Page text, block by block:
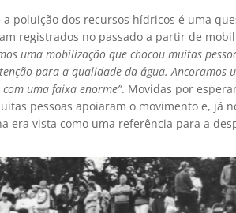
poluição dos recursos hídricos é uma
registrados no passado a partir de
uma mobilização que chocou muitas
para a qualidade da água. Ancoramos
uma faixa enorme”. Movidas por
pessoas apoiaram o movimento e, já
era vista como uma referência para a